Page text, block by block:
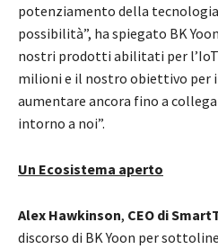
potenziamento della
possibilità”, ha spiegato BK
nostri prodotti abilitati per
milioni e il nostro obiettivo per
aumentare ancora fino a
intorno a noi”.
Un Ecosistema aperto
Alex Hawkinson, CEO di
discorso di BK Yoon per